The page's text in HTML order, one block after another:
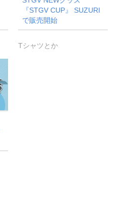
『STGV CUP』 SUZURI
で販売開始
Tシャツとか